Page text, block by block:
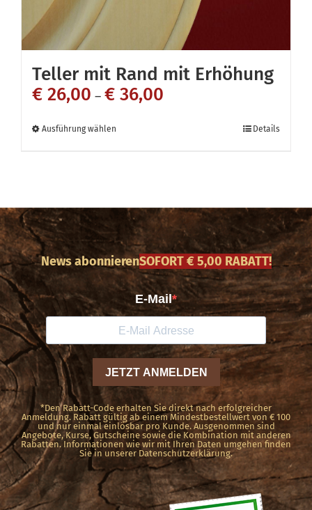
Teller mit Rand mit Erhöhung
€ 26,00 – € 36,00
Ausführung wählen
Varianten
auf.
Die
Optionen
können
auf
der
Produktseite
gewählt
werden
Details
News abonnierenSOFORT € 5,00 RABATT!
*Den Rabatt-Code erhalten Sie direkt nach erfolgreicher
Anmeldung. Rabatt gültig ab einem Mindestbestellwert von € 100
und nur einmal einlösbar pro Kunde. Ausgenommen sind
Angebote, Kurse, Gutscheine sowie die Kombination mit anderen
Rabatten. Informationen wie wir mit Ihren Daten umgehen finden
Sie in unserer Datenschutzerklärung.